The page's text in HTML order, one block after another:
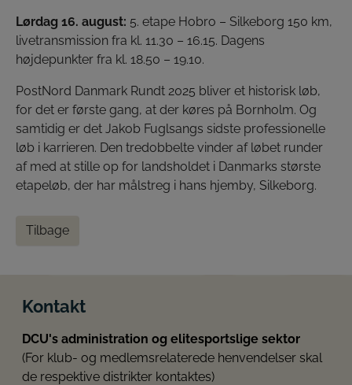
Lørdag 16. august: 5. etape Hobro – Silkeborg 150 km,
livetransmission fra kl. 11.30 – 16.15. Dagens
højdepunkter fra kl. 18.50 – 19.10.
PostNord Danmark Rundt 2025 bliver et historisk løb,
for det er første gang, at der køres på Bornholm. Og
samtidig er det Jakob Fuglsangs sidste professionelle
løb i karrieren. Den tredobbelte vinder af løbet runder
af med at stille op for landsholdet i Danmarks største
etapeløb, der har målstreg i hans hjemby, Silkeborg.
Tilbage
Kontakt
DCU's administration og elitesportslige sektor
(For klub- og medlemsrelaterede henvendelser skal
de respektive distrikter kontaktes)